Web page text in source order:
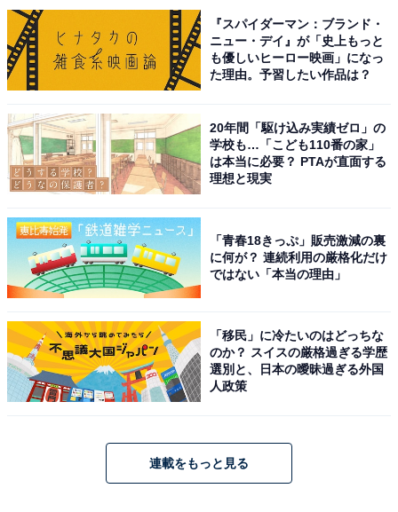
『スパイダーマン：ブランド・
ニュー・デイ』が「史上もっと
も優しいヒーロー映画」になっ
た理由。予習したい作品は？
20年間「駆け込み実績ゼロ」の
学校も…「こども110番の家」
は本当に必要？ PTAが直面する
理想と現実
「青春18きっぷ」販売激減の裏
に何が？ 連続利用の厳格化だけ
ではない「本当の理由」
「移民」に冷たいのはどっちな
のか？ スイスの厳格過ぎる学歴
選別と、日本の曖昧過ぎる外国
人政策
連載をもっと見る